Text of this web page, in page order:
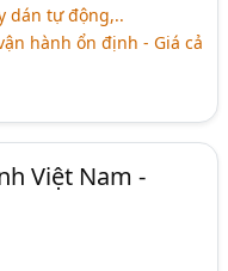
dán tự động,..
hành ổn định - Giá cả
Việt Nam -